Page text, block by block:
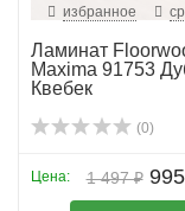
избранное
Ламинат
Maxima 91753
Квебек
(0)
1 497 ₽
Цена: